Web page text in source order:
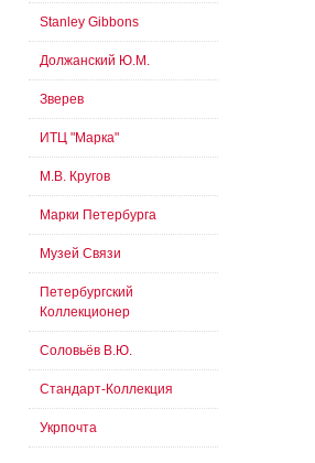
Stanley Gibbons
Должанский Ю.М.
Зверев
ИТЦ "Марка"
М.В. Кругов
Марки Петербурга
Музей Связи
Петербургский
Коллекционер
Соловьёв В.Ю.
Стандарт-Коллекция
Укрпочта